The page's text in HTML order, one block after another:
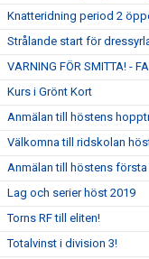
Knatteridning period 2
Strålande start för
VARNING FÖR SMITTA! -
Kurs i Grönt Kort
Anmälan till höstens
Välkomna till ridskolan
Anmälan till höstens
Lag och serier höst 2019
Torns RF till eliten!
Totalvinst i division 3!